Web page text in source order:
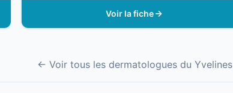
Voir la fiche
← Voir tous les dermatologues du Yvelines